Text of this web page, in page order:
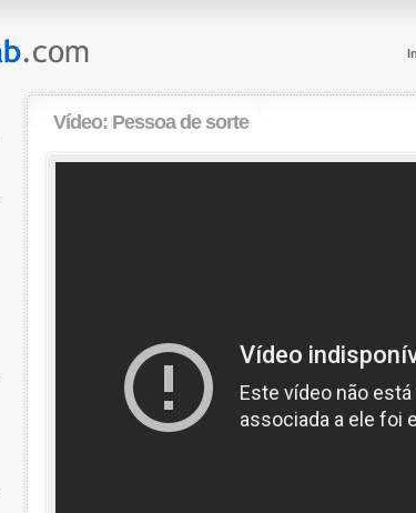
Vídeo: Pessoa de sorte